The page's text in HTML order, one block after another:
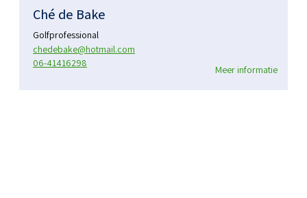
Ché de Bake
Golfprofessional
chedebake@hotmail.com
06-41416298
Meer informatie